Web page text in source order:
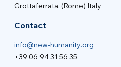
Grottaferrata, (Rome) Italy
Contact
info@new-humanity.org
+39 06 94 31 56 35